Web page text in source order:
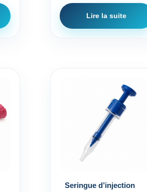
Lire la suite
Seringue d’injection